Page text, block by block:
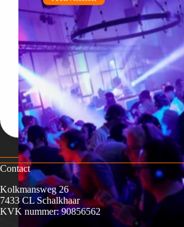
Contact
Kolkmansweg 26
7433 CL Schalkhaar
KVK nummer: 90856562